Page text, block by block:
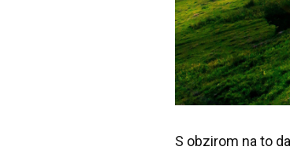
S obzirom na to